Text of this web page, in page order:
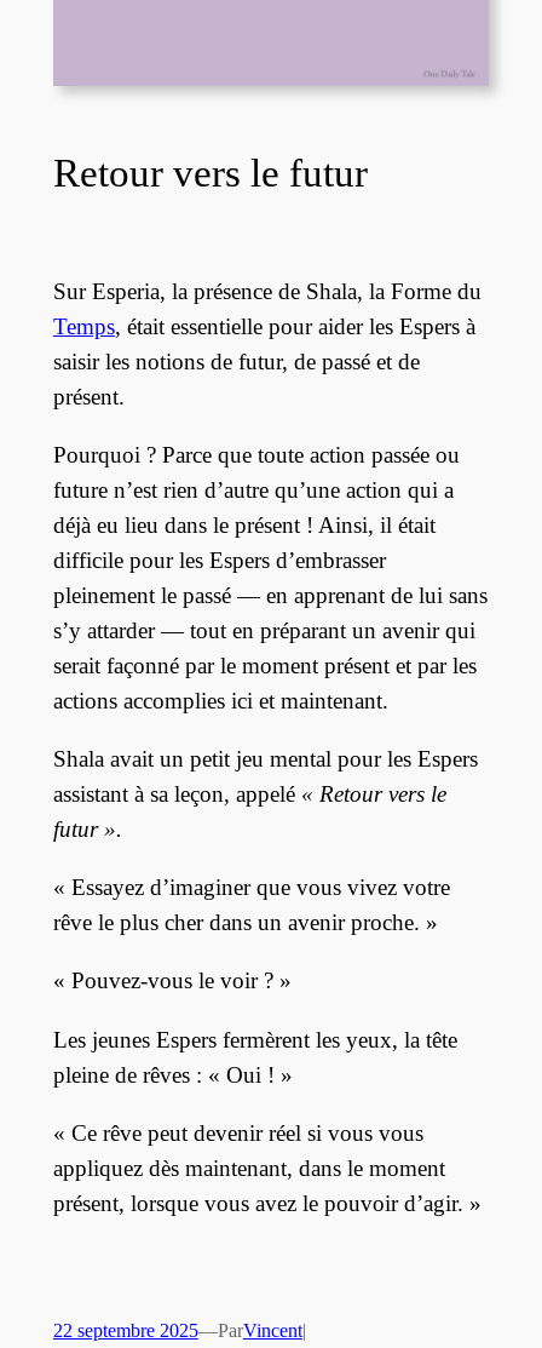
Retour vers le futur
Sur Esperia, la présence de Shala, la Forme du
Temps, était essentielle pour aider les Espers à
saisir les notions de futur, de passé et de
présent.
Pourquoi ? Parce que toute action passée ou
future n’est rien d’autre qu’une action qui a
déjà eu lieu dans le présent ! Ainsi, il était
difficile pour les Espers d’embrasser
pleinement le passé — en apprenant de lui sans
s’y attarder — tout en préparant un avenir qui
serait façonné par le moment présent et par les
actions accomplies ici et maintenant.
Shala avait un petit jeu mental pour les Espers
assistant à sa leçon, appelé « Retour vers le
futur ».
« Essayez d’imaginer que vous vivez votre
rêve le plus cher dans un avenir proche. »
« Pouvez-vous le voir ? »
Les jeunes Espers fermèrent les yeux, la tête
pleine de rêves : « Oui ! »
« Ce rêve peut devenir réel si vous vous
appliquez dès maintenant, dans le moment
présent, lorsque vous avez le pouvoir d’agir. »
22 septembre 2025—ParVincent|